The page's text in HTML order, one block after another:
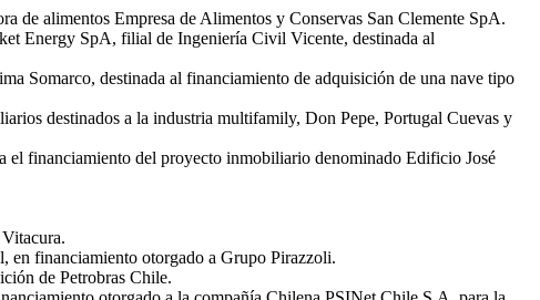
de alimentos Empresa de Alimentos y Conservas San Clemente SpA.
Energy SpA, filial de Ingeniería Civil Vicente, destinada al
Somarco, destinada al financiamiento de adquisición de una nave tipo
destinados a la industria multifamily, Don Pepe, Portugal Cuevas y
el financiamiento del proyecto inmobiliario denominado Edificio José
en financiamiento otorgado a Grupo Pirazzoli.
de Petrobras Chile.